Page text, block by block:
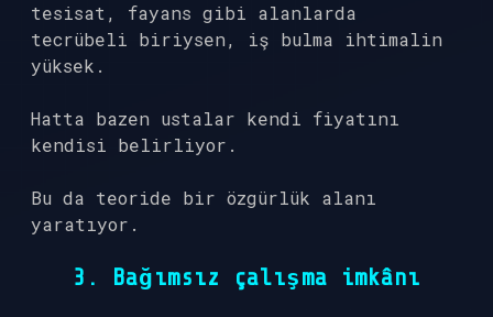
tesisat, fayans gibi alanlarda
tecrübeli biriysen, iş bulma ihtimalin
yüksek.
Hatta bazen ustalar kendi fiyatını
kendisi belirliyor.
Bu da teoride bir özgürlük alanı
yaratıyor.
3. Bağımsız çalışma imkânı